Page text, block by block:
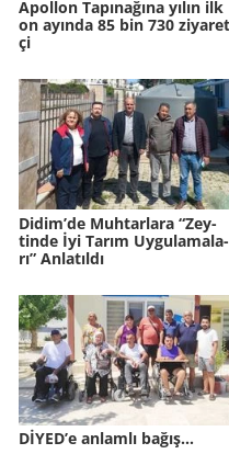
Apol­lon Ta­pı­na­ğına yılın ilk
on ayın­da 85 bin 730
çi
Didim’de Muh­tar­la­ra “Zey­
tin­de İyi Tarım Uy­gu­la­ma­la­
rı” An­la­tıl­dı
DİYED’e anlamlı bağış…